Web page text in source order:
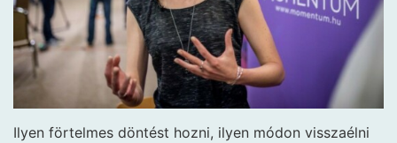
Ilyen förtelmes döntést hozni, ilyen módon visszaélni